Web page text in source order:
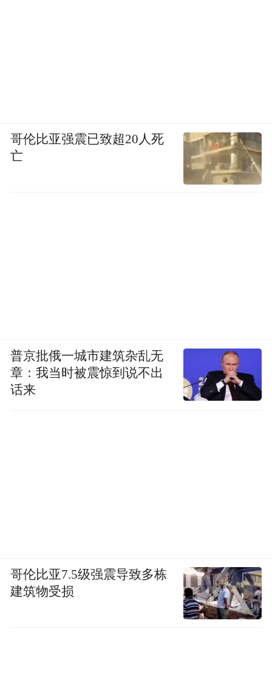
哥伦比亚强震已致超20人死
亡
普京批俄一城市建筑杂乱无
章：我当时被震惊到说不出
话来
哥伦比亚7.5级强震导致多栋
建筑物受损